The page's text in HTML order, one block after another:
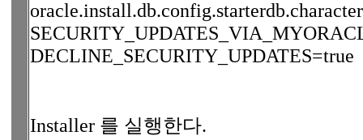
DECLINE_SECURITY_UPDATES=true
Installer 를 실행한다.